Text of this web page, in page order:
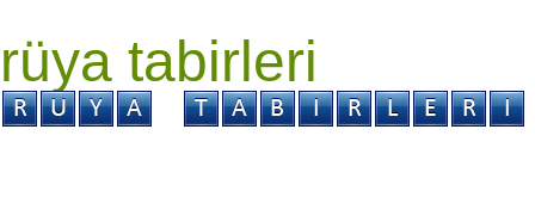
rüya tabirleri